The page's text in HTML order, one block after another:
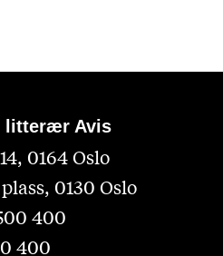
litterær Avis
0164 Oslo
0130 Oslo
400
400